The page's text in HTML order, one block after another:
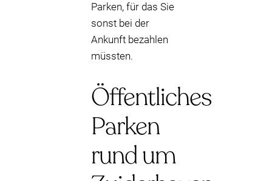
Parken, für das Sie
sonst bei der
Ankunft bezahlen
müssten.
Öffentliches
Parken
rund um